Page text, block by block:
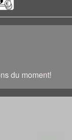
du moment!